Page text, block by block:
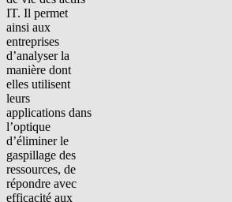
IT. Il permet
ainsi aux
entreprises
d’analyser la
manière dont
elles utilisent
leurs
applications dans
l’optique
d’éliminer le
gaspillage des
ressources, de
répondre avec
efficacité aux